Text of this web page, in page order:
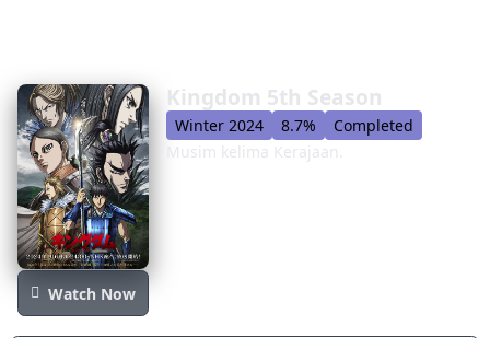
Watch Now
Kingdom 5th Season
Winter 2024 8.7%
Completed
Musim kelima Kerajaan.